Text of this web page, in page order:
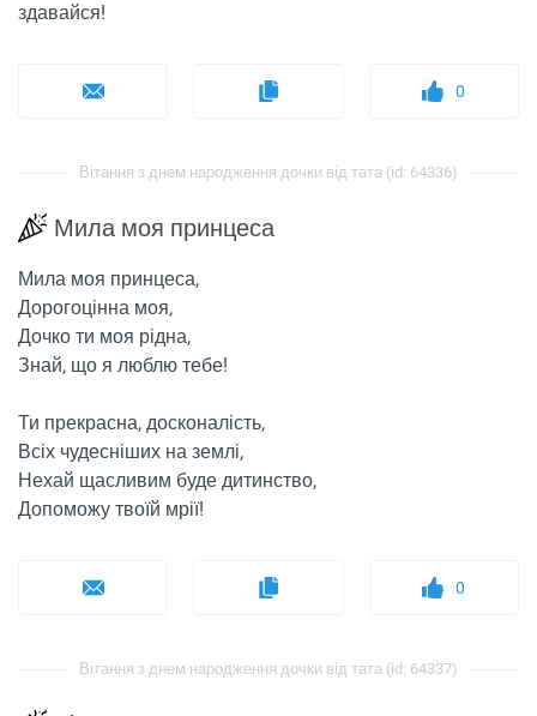
здавайся!
0
Вітання з днем ​​народження дочки від тата (id: 64336)
Мила моя принцеса
Мила моя принцеса,
Дорогоцінна моя,
Дочко ти моя рідна,
Знай, що я люблю тебе!
Ти прекрасна, досконалість,
Всіх чудесніших на землі,
Нехай щасливим буде дитинство,
Допоможу твоїй мрії!
0
Вітання з днем ​​народження дочки від тата (id: 64337)